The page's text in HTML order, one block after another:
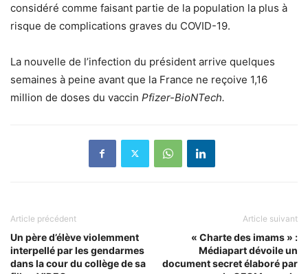
considéré comme faisant partie de la population la plus à
risque de complications graves du COVID-19.
La nouvelle de l’infection du président arrive quelques
semaines à peine avant que la France ne reçoive 1,16
million de doses du vaccin Pfizer-BioNTech.
Article précédent
Un père d’élève violemment
interpellé par les gendarmes
dans la cour du collège de sa
Article suivant
« Charte des imams » :
Médiapart dévoile un
document secret élaboré par